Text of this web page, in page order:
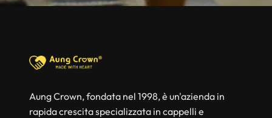
Aung Crown, fondata nel 1998, è un'azienda in
rapida crescita specializzata in cappelli e